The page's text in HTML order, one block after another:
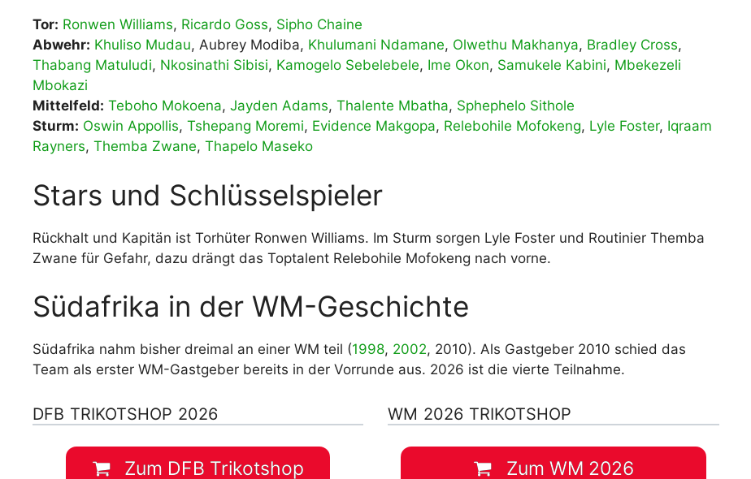
Tor: Ronwen Williams, Ricardo Goss, Sipho Chaine
Abwehr: Khuliso Mudau, Aubrey Modiba, Khulumani Ndamane, Olwethu Makhanya, Bradley Cross,
Thabang Matuludi, Nkosinathi Sibisi, Kamogelo Sebelebele, Ime Okon, Samukele Kabini, Mbekezeli
Mbokazi
Mittelfeld: Teboho Mokoena, Jayden Adams, Thalente Mbatha, Sphephelo Sithole
Sturm: Oswin Appollis, Tshepang Moremi, Evidence Makgopa, Relebohile Mofokeng, Lyle Foster, Iqraam
Rayners, Themba Zwane, Thapelo Maseko
Stars und Schlüsselspieler
Rückhalt und Kapitän ist Torhüter Ronwen Williams. Im Sturm sorgen Lyle Foster und Routinier Themba
Zwane für Gefahr, dazu drängt das Toptalent Relebohile Mofokeng nach vorne.
Südafrika in der WM-Geschichte
Südafrika nahm bisher dreimal an einer WM teil (1998, 2002, 2010). Als Gastgeber 2010 schied das
Team als erster WM-Gastgeber bereits in der Vorrunde aus. 2026 ist die vierte Teilnahme.
DFB TRIKOTSHOP 2026
Zum DFB Trikotshop
WM 2026 TRIKOTSHOP
Zum WM 2026